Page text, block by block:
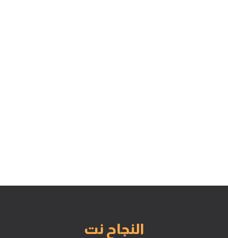
النجاح نت